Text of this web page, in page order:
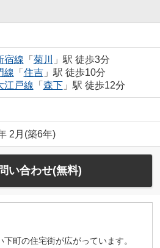
宿線 「 菊川
」駅 徒歩3分
線 「 住吉」駅 徒歩10分
江戸線 「 森下」駅 徒歩12分
2月(築6年)
い合わせ(無料)
町の住宅街が広がっています。